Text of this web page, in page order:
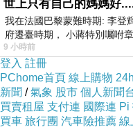
行體系，其中
如來（毘盧遮那
三密加持，即通
言（語）、專注
實相。
世上只有自己的媽媽好
我在法國巴黎蒙難時期: 李
府遷臺時期， 小蔣特別囑咐
9 小時前
登入 註冊
PChome首頁 線上購物
新聞 /氣象 股市 個人新聞
買賣租屋 支付連 國際連 Pi
買車 旅行團 汽車險推薦 線